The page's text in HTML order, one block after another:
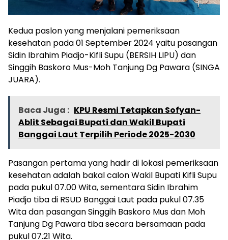
Kedua paslon yang menjalani pemeriksaan
kesehatan pada 01 September 2024 yaitu pasangan
Sidin Ibrahim Piadjo-Kifli Supu (BERSIH LIPU) dan
Singgih Baskoro Mus-Moh Tanjung Dg Pawara (SINGA
JUARA).
Baca Juga : KPU Resmi Tetapkan Sofyan-
Ablit Sebagai Bupati dan Wakil Bupati
Banggai Laut Terpilih Periode 2025-2030
Pasangan pertama yang hadir di lokasi pemeriksaan
kesehatan adalah bakal calon Wakil Bupati Kifli Supu
pada pukul 07.00 Wita, sementara Sidin Ibrahim
Piadjo tiba di RSUD Banggai Laut pada pukul 07.35
Wita dan pasangan Singgih Baskoro Mus dan Moh
Tanjung Dg Pawara tiba secara bersamaan pada
pukul 07.21 Wita.